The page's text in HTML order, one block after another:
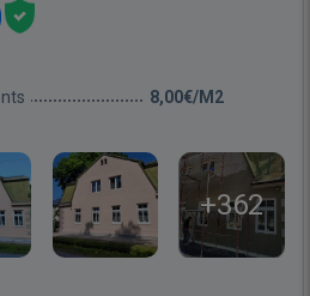
8,00€/M2
+362